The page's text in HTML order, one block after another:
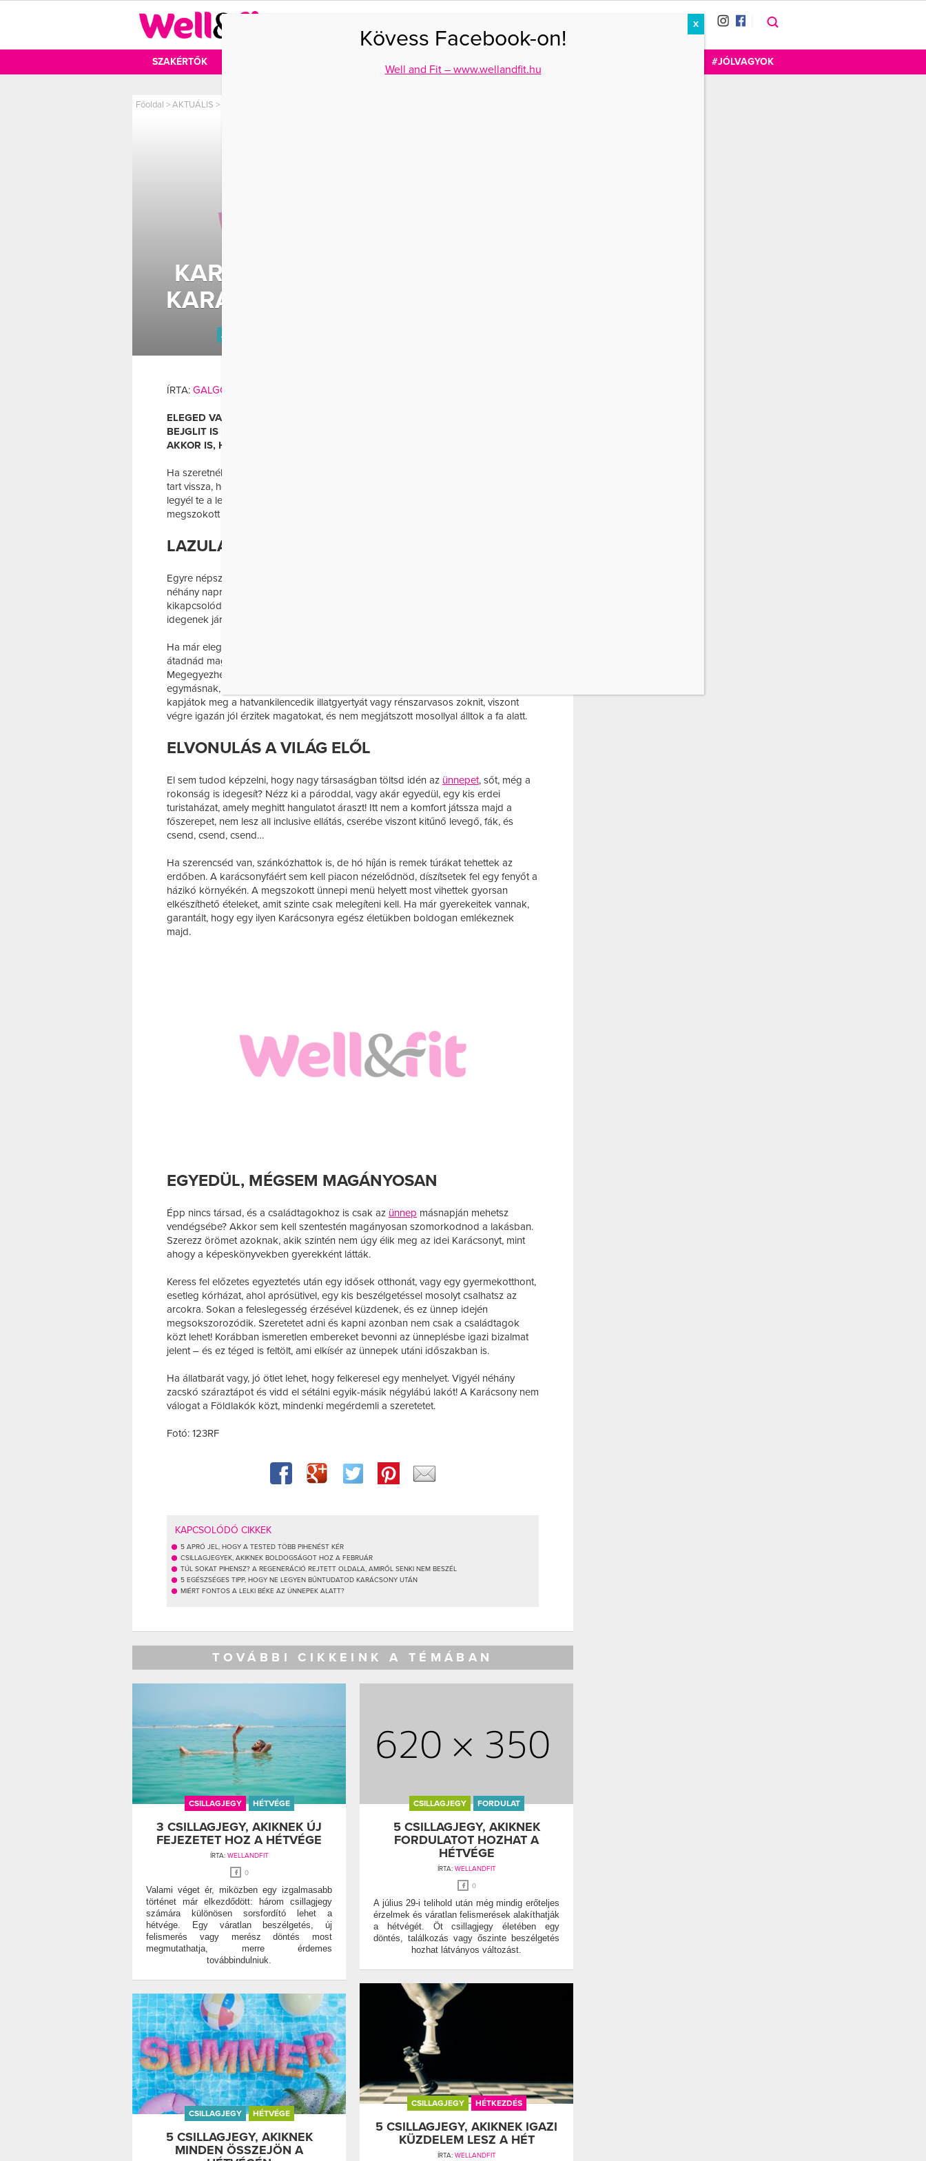
SZAKÉRTŐK #JÓLVAGYOK
Főoldal >AKTUÁLIS >
KARÁCSONYOZNI NEMCSAK A
KARÁCSONYFA MELLETT LEHET
AJÁNDÉK
ÍRTA: GALGÓCZI DÓRA
ELEGED VAN AZ AJÁNDÉKOK UTÁNI HAJSZÁBÓL, A TÖMEGBŐL, ÉS MÁR A
BEJGLIT IS UNOD. KIPRÓBÁLHATSZ EGÉSZEN MÁS FAJTA ÜNNEPET, MÉG
AKKOR IS, HA FURCSÁN NÉZNEK RÁD.
Ha szeretnél elmenekülni a hagyományos
tart vissza, hogy mit fog szólni a család, a rokonok. Vedd a bátorságot, és idén
legyél te a legfontosabb saját magadnak! Nem csak úgy lehet öröm az ünnep, ha a
megszokott módon zajlik.
LAZULÁS A MEDENCÉBEN
Egyre népszerűbb szokás, hogy a Karácsonyt nem otthon tölti a család, hanem
néhány napra megengednek maguknak egy wellness hotelben történő
kikapcsolódást. Akkor válaszd ezt a megoldást, ha nem zavar, hogy körülötted
idegenek járkálnak, és kevésbé lesz meghitt az ünnep.
Ha már eleged van a sütésből, főzésből, a fenyőfa törzsének faragásából, és
átadnád magad a feltöltődésnek, akkor neked találták ki a szállodás ünnepet.
Megegyezhettek a családdal vagy a pároddal, hogy most nem vesztek ajándékot
egymásnak, hanem közösen fizetitek a pihenés költségeit. Így mindenki jól jár: nem
kapjátok meg a hatvankilencedik illatgyertyát vagy rénszarvasos zoknit, viszont
végre igazán jól érzitek magatokat, és nem megjátszott mosollyal álltok a fa alatt.
ELVONULÁS A VILÁG ELŐL
El sem tudod képzelni, hogy nagy társaságban töltsd idén az ünnepet, sőt, még a
rokonság is idegesít? Nézz ki a pároddal, vagy akár egyedül, egy kis erdei
turistaházat, amely meghitt hangulatot áraszt! Itt nem a komfort játssza majd a
főszerepet, nem lesz all inclusive ellátás, cserébe viszont kitűnő levegő, fák, és
csend, csend, csend…
Ha szerencséd van, szánkózhattok is, de hó híján is remek túrákat tehettek az
erdőben. A karácsonyfáért sem kell piacon nézelődnöd, díszítsetek fel egy fenyőt a
házikó környékén. A megszokott ünnepi menü helyett most vihettek gyorsan
elkészíthető ételeket, amit szinte csak melegíteni kell. Ha már gyerekeitek vannak,
garantált, hogy egy ilyen Karácsonyra egész életükben boldogan emlékeznek
majd.
EGYEDÜL, MÉGSEM MAGÁNYOSAN
Épp nincs társad, és a családtagokhoz is csak az ünnep másnapján mehetsz
vendégsébe? Akkor sem kell szentestén magányosan szomorkodnod a lakásban.
Szerezz örömet azoknak, akik szintén nem úgy élik meg az idei Karácsonyt, mint
ahogy a képeskönyvekben gyerekként látták.
Keress fel előzetes egyeztetés után egy idősek otthonát, vagy egy gyermekotthont,
esetleg kórházat, ahol aprósütivel, egy kis beszélgetéssel mosolyt csalhatsz az
arcokra. Sokan a feleslegesség érzésével küzdenek, és ez ünnep idején
megsokszorozódik. Szeretetet adni és kapni azonban nem csak a családtagok
közt lehet! Korábban ismeretlen embereket bevonni az ünneplésbe igazi bizalmat
jelent – és ez téged is feltölt, ami elkísér az ünnepek utáni időszakban is.
Ha állatbarát vagy, jó ötlet lehet, hogy felkeresel egy menhelyet. Vigyél néhány
zacskó száraztápot és vidd el sétálni egyik-másik négylábú lakót! A Karácsony nem
válogat a Földlakók közt, mindenki megérdemli a szeretetet.
Fotó: 123RF
KAPCSOLÓDÓ CIKKEK
5 APRÓ JEL, HOGY A TESTED TÖBB PIHENÉST KÉR
CSILLAGJEGYEK, AKIKNEK BOLDOGSÁGOT HOZ A FEBRUÁR
TÚL SOKAT PIHENSZ? A REGENERÁCIÓ REJTETT OLDALA, AMIRŐL SENKI NEM BESZÉL
5 EGÉSZSÉGES TIPP, HOGY NE LEGYEN BŰNTUDATOD KARÁCSONY UTÁN
MIÉRT FONTOS A LELKI BÉKE AZ ÜNNEPEK ALATT?
TOVÁBBI CIKKEINK A TÉMÁBAN
CSILLAGJEGY HÉTVÉGE
3 CSILLAGJEGY, AKIKNEK ÚJ
FEJEZETET HOZ A HÉTVÉGE
ÍRTA: WELLANDFIT
0
Valami véget ér, miközben egy izgalmasabb
történet már elkezdődött: három csillagjegy
számára különösen sorsfordító lehet a
hétvége. Egy váratlan beszélgetés, új
felismerés vagy merész döntés most
megmutathatja, merre érdemes
továbbindulniuk.
CSILLAGJEGY FORDULAT
5 CSILLAGJEGY, AKIKNEK
FORDULATOT HOZHAT A
HÉTVÉGE
ÍRTA: WELLANDFIT
0
A július 29-i telihold után még mindig erőteljes
érzelmek és váratlan felismerések alakíthatják
a hétvégét. Öt csillagjegy életében egy
döntés, találkozás vagy őszinte beszélgetés
hozhat látványos változást.
CSILLAGJEGY HÉTKEZDÉS
5 CSILLAGJEGY, AKIKNEK IGAZI
KÜZDELEM LESZ A HÉT
ÍRTA: WELLANDFIT
CSILLAGJEGY HÉTVÉGE
5 CSILLAGJEGY, AKIKNEK
MINDEN ÖSSZEJÖN A
Kövess Facebook-on!
Well and Fit – www.wellandfit.hu
X